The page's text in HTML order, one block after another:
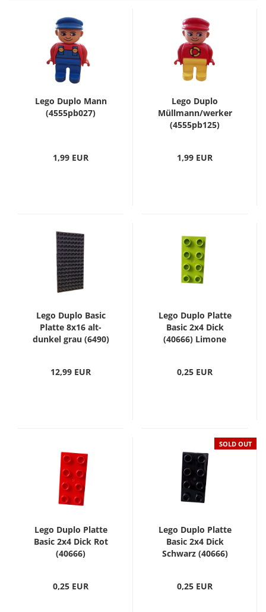
Lego Duplo Mann
(4555pb027)
1,99 EUR
Lego Duplo
Müllmann/werker
(4555pb125)
1,99 EUR
Lego Duplo Basic
Platte 8x16 alt-
dunkel grau (6490)
12,99 EUR
Lego Duplo Platte
Basic 2x4 Dick
(40666) Limone
0,25 EUR
Lego Duplo Platte
Basic 2x4 Dick Rot
(40666)
0,25 EUR
SOLD OUT
Lego Duplo Platte
Basic 2x4 Dick
Schwarz (40666)
0,25 EUR